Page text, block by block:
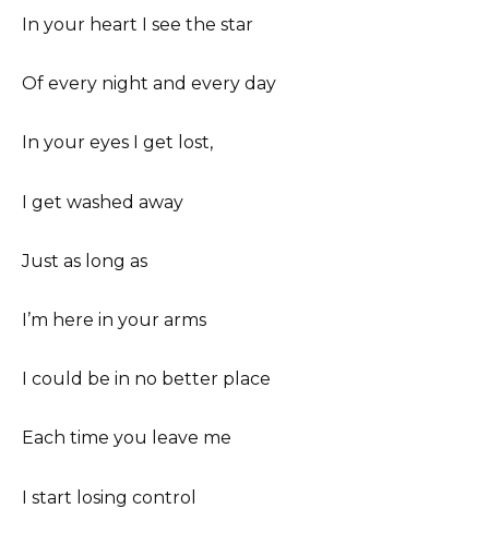
In your heart I see the star
Of every night and every day
In your eyes I get lost,
I get washed away
Just as long as
I’m here in your arms
I could be in no better place
Each time you leave me
I start losing control